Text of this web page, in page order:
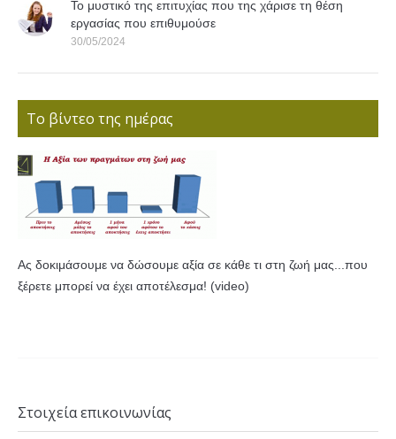
Το μυστικό της επιτυχίας που της χάρισε τη θέση
εργασίας που επιθυμούσε
30/05/2024
Το βίντεο της ημέρας
Ας δοκιμάσουμε να δώσουμε αξία σε κάθε τι στη ζωή μας...που
ξέρετε μπορεί να έχει αποτέλεσμα! (video)
Στοιχεία επικοινωνίας